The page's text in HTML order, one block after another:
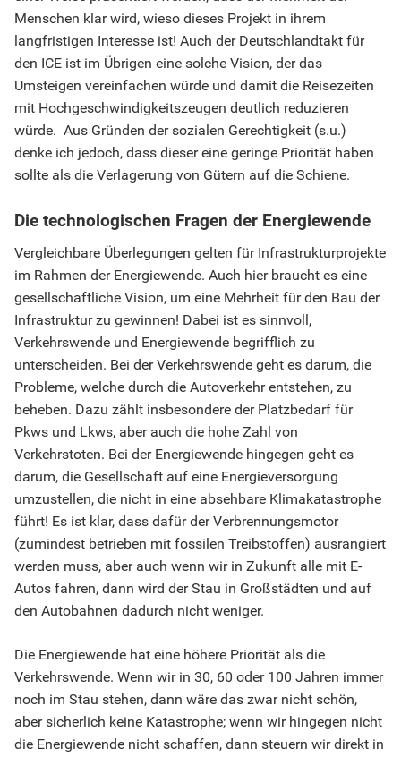
Menschen klar wird, wieso dieses Projekt in ihrem
langfristigen Interesse ist! Auch der Deutschlandtakt für
den ICE ist im Übrigen eine solche Vision, der das
Umsteigen vereinfachen würde und damit die Reisezeiten
mit Hochgeschwindigkeitszeugen deutlich reduzieren
würde. Aus Gründen der sozialen Gerechtigkeit (s.u.)
denke ich jedoch, dass dieser eine geringe Priorität haben
sollte als die Verlagerung von Gütern auf die Schiene.
Die technologischen Fragen der Energiewende
Vergleichbare Überlegungen gelten für Infrastrukturprojekte
im Rahmen der Energiewende. Auch hier braucht es eine
gesellschaftliche Vision, um eine Mehrheit für den Bau der
Infrastruktur zu gewinnen! Dabei ist es sinnvoll,
Verkehrswende und Energiewende begrifflich zu
unterscheiden. Bei der Verkehrswende geht es darum, die
Probleme, welche durch die Autoverkehr entstehen, zu
beheben. Dazu zählt insbesondere der Platzbedarf für
Pkws und Lkws, aber auch die hohe Zahl von
Verkehrstoten. Bei der Energiewende hingegen geht es
darum, die Gesellschaft auf eine Energieversorgung
umzustellen, die nicht in eine absehbare Klimakatastrophe
führt! Es ist klar, dass dafür der Verbrennungsmotor
(zumindest betrieben mit fossilen Treibstoffen) ausrangiert
werden muss, aber auch wenn wir in Zukunft alle mit E-
Autos fahren, dann wird der Stau in Großstädten und auf
den Autobahnen dadurch nicht weniger.
Die Energiewende hat eine höhere Priorität als die
Verkehrswende. Wenn wir in 30, 60 oder 100 Jahren immer
noch im Stau stehen, dann wäre das zwar nicht schön,
aber sicherlich keine Katastrophe; wenn wir hingegen nicht
die Energiewende nicht schaffen, dann steuern wir direkt in